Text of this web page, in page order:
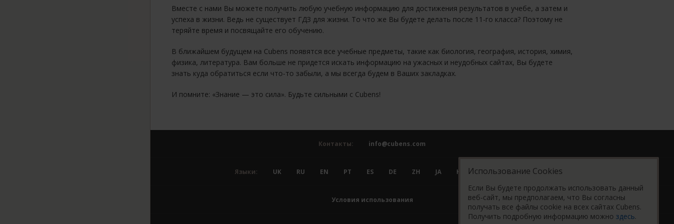
Вместе с нами Вы можете получить любую учебную информацию для достижения результатов в учебе, а затем и
успеха в жизни. Ведь не существует ГДЗ для жизни. То что же Вы будете делать после 11-го класса? Поэтому не
теряйте время и посвящайте его обучению.
В ближайшем будущем на Cubens появятся все учебные предметы, такие как биология, география, история, химия,
физика, литература. Вам больше не придется искать информацию на ужасных и неудобных сайтах, Вы будете
знать куда обратиться если что-то забыли, а мы всегда будем в Ваших закладках.
И помните: «Знание — это сила». Будьте сильными с Cubens!
Контакты: info@cubens.com
Языки: UK RU EN PT ES DE ZH JA HI BN AR
Условия использования
Использование Cookies
Если Вы будете продолжать использовать данный
веб-сайт, мы предполагаем, что Вы согласны
получать все файлы cookie на всех сайтах Cubens.
Получить подробную информацию можно здесь.